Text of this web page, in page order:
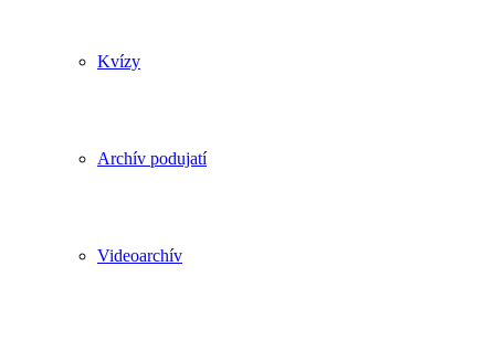
Kvízy
Archív podujatí
Videoarchív